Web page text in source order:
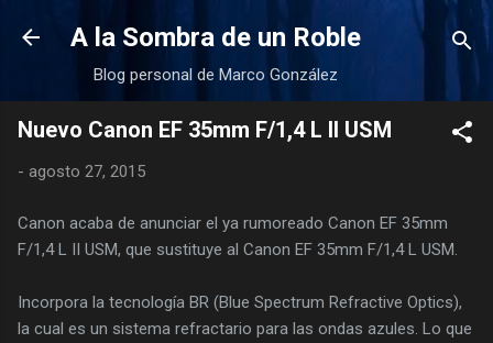
Ir al contenido principal
A la Sombra de un Roble
Blog personal de Marco González
Nuevo Canon EF 35mm F/1,4 L II USM
- agosto 27, 2015
Canon acaba de anunciar el ya rumoreado Canon EF 35mm
F/1,4 L II USM, que sustituye al Canon EF 35mm F/1,4 L USM.
Incorpora la tecnología BR (Blue Spectrum Refractive Optics),
la cual es un sistema refractario para las ondas azules. Lo que